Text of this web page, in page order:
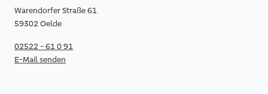
Warendorfer Straße 61
59302 Oelde
02522 - 61 0 91
E-Mail senden